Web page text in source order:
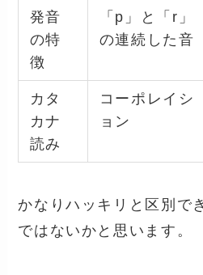
発音
の特
徴
「p」と「r」
の連続した音
カタ
カナ
読み
コーポレイシ
ョン
かなりハッキリと区別で
ではないかと思います。